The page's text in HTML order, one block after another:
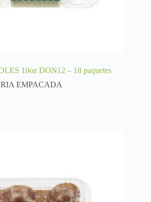
10oz DON12 – 18 paquetes
EMPACADA